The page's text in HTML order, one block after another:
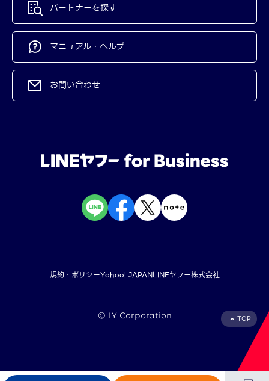
パートナーを探す
マニュアル・ヘルプ
お問い合わせ
TOP
規約・ポリシーYahoo! JAPANLINEヤフー株式会社
©︎ LY Corporation